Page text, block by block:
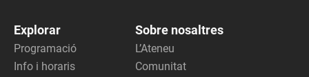
Explorar
Programació
Info i horaris
Sobre nosaltres
L’Ateneu
Comunitat